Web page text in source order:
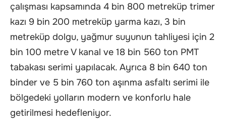
çalışması kapsamında 4 bin 800 metreküp trimer
kazı 9 bin 200 metreküp yarma kazı, 3 bin
metreküp dolgu, yağmur suyunun tahliyesi için 2
bin 100 metre V kanal ve 18 bin 560 ton PMT
tabakası serimi yapılacak. Ayrıca 8 bin 640 ton
binder ve 5 bin 760 ton aşınma asfaltı serimi ile
bölgedeki yolların modern ve konforlu hale
getirilmesi hedefleniyor.